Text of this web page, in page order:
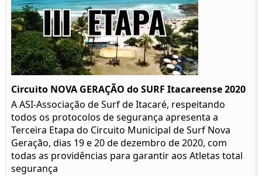
Circuito NOVA GERAÇÃO do SURF Itacareense 2020
A ASI-Associação de Surf de Itacaré, respeitando
todos os protocolos de segurança apresenta a
Terceira Etapa do Circuito Municipal de Surf Nova
Geração, dias 19 e 20 de dezembro de 2020, com
todas as providências para garantir aos Atletas total
segurança